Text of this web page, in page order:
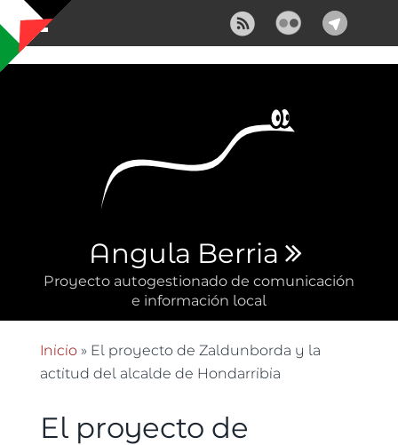
Pasar al contenido principal
Angula Berria
Proyecto autogestionado de comunicación
e información local
Se encuentra usted aquí
Inicio» El proyecto de Zaldunborda y la
actitud del alcalde de Hondarribia
El proyecto de